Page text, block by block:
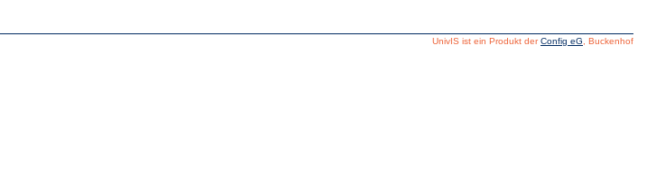
UnivIS ist ein Produkt derConfig eG , Buckenhof